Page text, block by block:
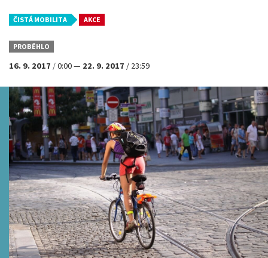
ČISTÁ MOBILITA AKCE
PROBĚHLO
16. 9. 2017 /0:00— 22. 9. 2017 / 23:59